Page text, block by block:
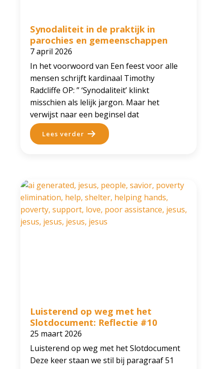
Synodaliteit in de praktijk in
parochies en gemeenschappen
7 april 2026
In het voorwoord van Een feest voor alle
mensen schrijft kardinaal Timothy
Radcliffe OP: ” ‘Synodaliteit’ klinkt
misschien als lelijk jargon. Maar het
verwijst naar een beginsel dat
Lees verder
Luisterend op weg met het
Slotdocument: Reflectie #10
25 maart 2026
Luisterend op weg met het Slotdocument
Deze keer staan we stil bij paragraaf 51